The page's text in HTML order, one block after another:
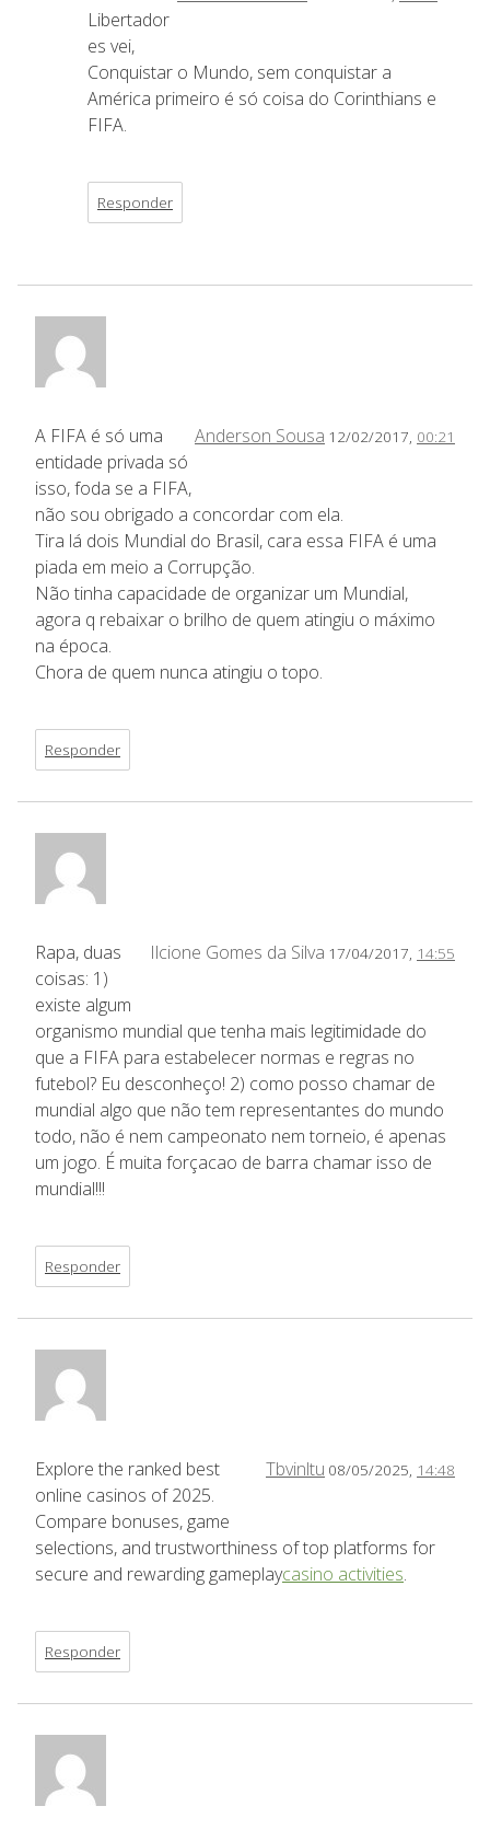
Libertador
es vei,
Conquistar o Mundo, sem conquistar a
América primeiro é só coisa do Corinthians e
FIFA.
Responder
Anderson Sousa 12/02/2017, 00:21
A FIFA é só uma
entidade privada só
isso, foda se a FIFA,
não sou obrigado a concordar com ela.
Tira lá dois Mundial do Brasil, cara essa FIFA é uma
piada em meio a Corrupção.
Não tinha capacidade de organizar um Mundial,
agora q rebaixar o brilho de quem atingiu o máximo
na época.
Chora de quem nunca atingiu o topo.
Responder
Ilcione Gomes da Silva 17/04/2017, 14:55
Rapa, duas
coisas: 1)
existe algum
organismo mundial que tenha mais legitimidade do
que a FIFA para estabelecer normas e regras no
futebol? Eu desconheço! 2) como posso chamar de
mundial algo que não tem representantes do mundo
todo, não é nem campeonato nem torneio, é apenas
um jogo. É muita forçacao de barra chamar isso de
mundial!!!
Responder
Tbvinltu 08/05/2025, 14:48
Explore the ranked best
online casinos of 2025.
Compare bonuses, game
selections, and trustworthiness of top platforms for
secure and rewarding gameplaycasino activities.
Responder